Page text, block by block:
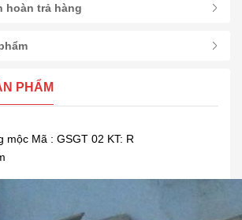
hoàn trả hàng
PHẨM
mộc Mã : GSGT 02 KT: R